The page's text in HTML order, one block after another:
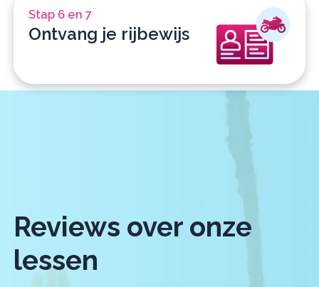
Stap 6 en 7
Ontvang je rijbewijs
Reviews over onze
lessen